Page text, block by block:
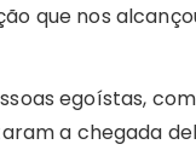
que nos
egoístas,
a chegada